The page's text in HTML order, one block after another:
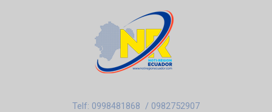
Telf: 0998481868 / 0982752907